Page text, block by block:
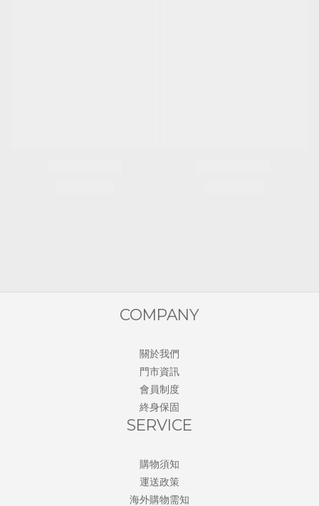
COMPANY
關於我們
門市資訊
會員制度
終身保固
SERVICE
購物須知
運送政策
海外購物需知